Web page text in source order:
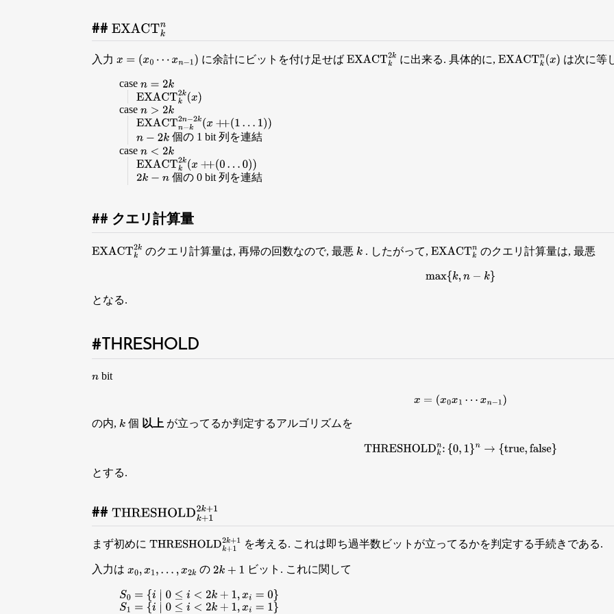
EXACTkn
入力x=(x 0⋯ x n − 1) に余計にビットを付け足せば EXACTk2kに出来る. 具体的に,EXACTkn(x) は次に等
casen=2k
EXACTk2k(x)
casen>2k
EXACTn−k2n−2 k(x++ (1 …
1) )
n−2k
個の 1 bit 列を連結
casen<2k
EXACTk2k(x ++(0… 0 ) )
2k−n 個の 0 bit 列を連結
クエリ計算量
EXACTk2kのクエリ計算量は, 再帰の回数なので, 最悪 k. したがって, EXACTkn のクエリ計算量は, 最悪
max{k ,n −k }
となる.
THRESHOLD
n bit
x= (x0x1⋯xn−1)
の内, k 個 以上 が立ってるか判定するアルゴリズムを
THRESHOLDk n:{0, 1}n→ {true,false}
とする.
THRESHOLDk+12k
まず初めにTHRESHOLDk+12k +1
を考える. これは即ち過半数ビットが立ってるかを判定する手続きである.
入力はx0,x1, … , x 2k の 2k+1 ビット. これに関して
S0 ={ ∣0 ≤ < 2k +1 ,x =0}
S1 ={ ∣0 ≤ < 2k +1 ,x =1}